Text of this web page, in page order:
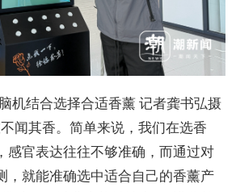
机结合选择合适香薰 记者龚书弘摄
其香。简单来说，我们在选香
感官表达往往不够准确，而通过对
，就能准确选中适合自己的香薰产